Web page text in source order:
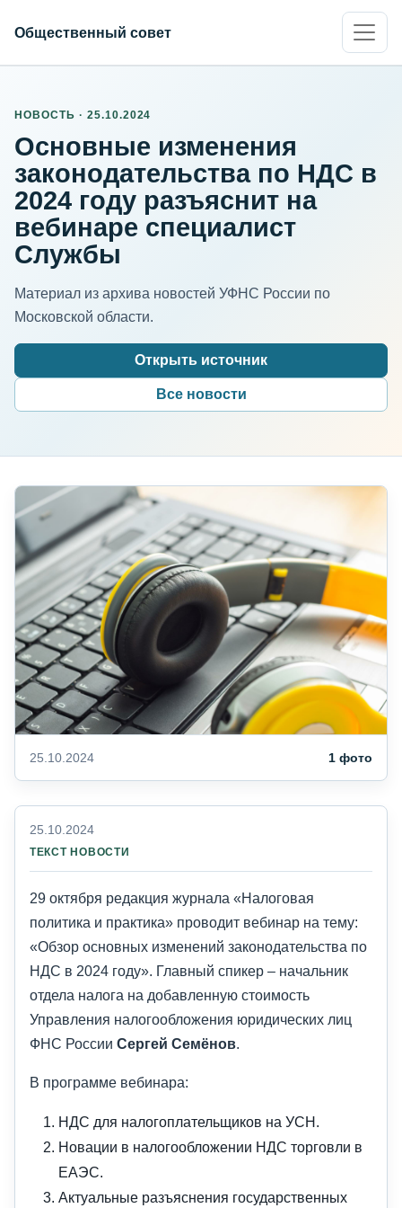
Общественный совет
НОВОСТЬ · 25.10.2024
Основные изменения
законодательства по НДС в
2024 году разъяснит на
вебинаре специалист
Службы
Материал из архива новостей УФНС России по
Московской области.
Открыть источник
Все новости
25.10.2024 1 фото
25.10.2024
ТЕКСТ НОВОСТИ
29 октября редакция журнала «Налоговая
политика и практика» проводит вебинар на тему:
«Обзор основных изменений законодательства по
НДС в 2024 году». Главный спикер – начальник
отдела налога на добавленную стоимость
Управления налогообложения юридических лиц
ФНС России Сергей Семёнов.
В программе вебинара:
НДС для налогоплательщиков на УСН.
Новации в налогообложении НДС торговли в
ЕАЭС.
Актуальные разъяснения государственных